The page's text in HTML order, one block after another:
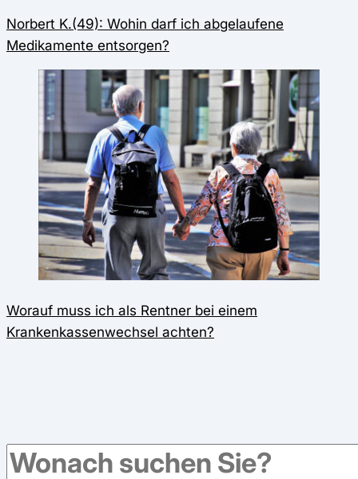
Norbert K.(49): Wohin darf ich abgelaufene
Medikamente entsorgen?
Worauf muss ich als Rentner bei einem
Krankenkassenwechsel achten?